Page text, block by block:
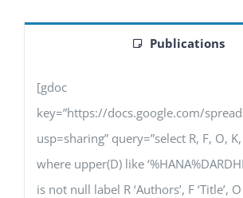
Publications
[gdoc
key=”https://docs.google.com/
usp=sharing” query=”select R, F, O,
where upper(D) like
is not null label R ‘Authors’, F ‘Title’, O